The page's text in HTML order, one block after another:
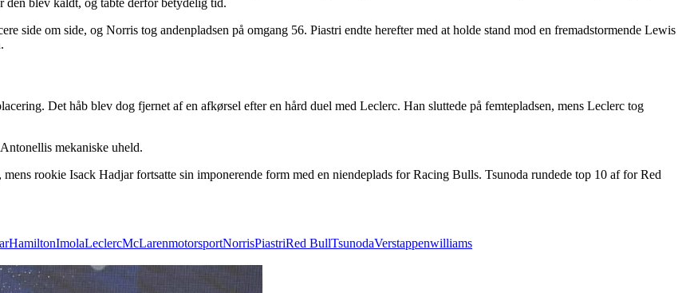
side om side, og Norris tog andenpladsen på omgang 56. Piastri endte herefter med at holde stand mod en fremadstormende Lewis
Det håb blev dog fjernet af en afkørsel efter en hård duel med Leclerc. Han sluttede på femtepladsen, mens Leclerc tog
mekaniske uheld.
rookie Isack Hadjar fortsatte sin imponerende form med en niendeplads for Racing Bulls. Tsunoda rundede top 10 af for Red
HamiltonImolaLeclercMcLarenmotorsportNorrisPiastriRed BullTsunodaVerstappenwilliams